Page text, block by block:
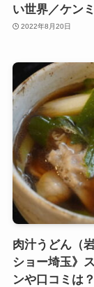
い世界／ケン
2022年8月20日
肉汁うどん（
ショー埼玉》
ンや口コミは？